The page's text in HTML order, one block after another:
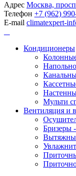
Адрес Москва,
Телефон +7 (962)
E-mail climatexpert-
Кондиционеры
Мульти
Вентиляция и
Бризеры